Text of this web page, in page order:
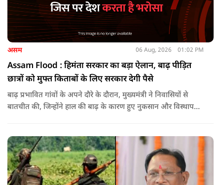
असम 06 Aug, 2026 01:02 PM
Assam Flood : हिमंता सरकार का बड़ा ऐलान, बाढ़ पीड़ित
छात्रों को मुफ्त किताबों के लिए सरकार देगी पैसे
बाढ़ प्रभावित गांवों के अपने दौरे के दौरान, मुख्यमंत्री ने निवासियों से
बातचीत की, जिन्होंने हाल की बाढ़ के कारण हुए नुकसान और विस्थापन